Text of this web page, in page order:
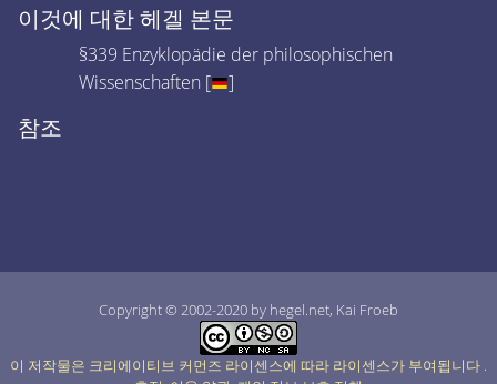
이것에 대한 헤겔 본문
§339 Enzyklopädie der philosophischen
Wissenschaften [
]
참조
Copyright © 2002-2020 by hegel.net, Kai Froeb
이 저작물은 크리에이티브 커먼즈 라이센스에 따라 라이센스가 부여됩니다 .